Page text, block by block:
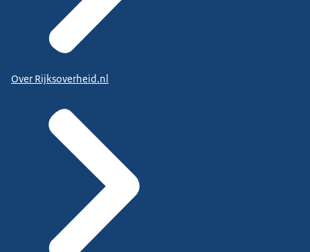
Over Rijksoverheid.nl